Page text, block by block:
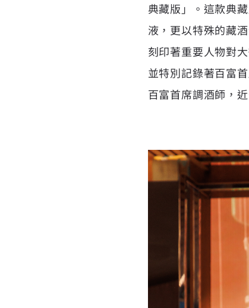
典藏版」。這款典
液，更以特殊的藏
刻印著重要人物對
並特別記錄著百富
百富首席調酒師，